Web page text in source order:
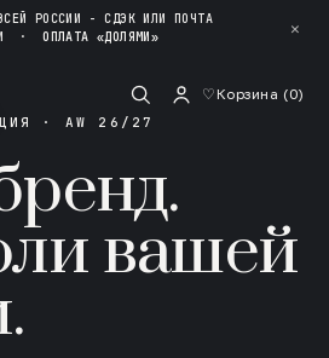
РОССИИ - СДЭК ИЛИ ПОЧТА
·ОПЛАТА «ДОЛЯМИ» ✕
♡Корзина (0)
· AW 26/27
вашей